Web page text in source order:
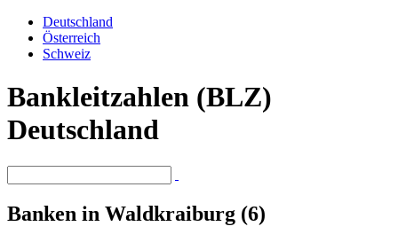
Deutschland
Österreich
Schweiz
Bankleitzahlen (BLZ)
Deutschland
Banken in Waldkraiburg (6)